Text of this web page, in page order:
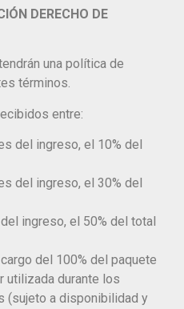
DERECHO DE
una política de
términos.
entre:
del ingreso, el 10% del
del ingreso, el 30% del
ingreso, el 50% del total
del 100% del paquete
utilizada durante los
(sujeto a disponibilidad y